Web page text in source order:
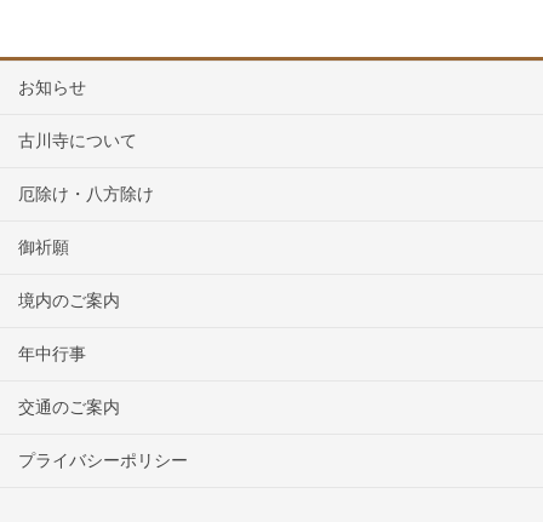
お知らせ
古川寺について
厄除け・八方除け
御祈願
境内のご案内
年中行事
交通のご案内
プライバシーポリシー